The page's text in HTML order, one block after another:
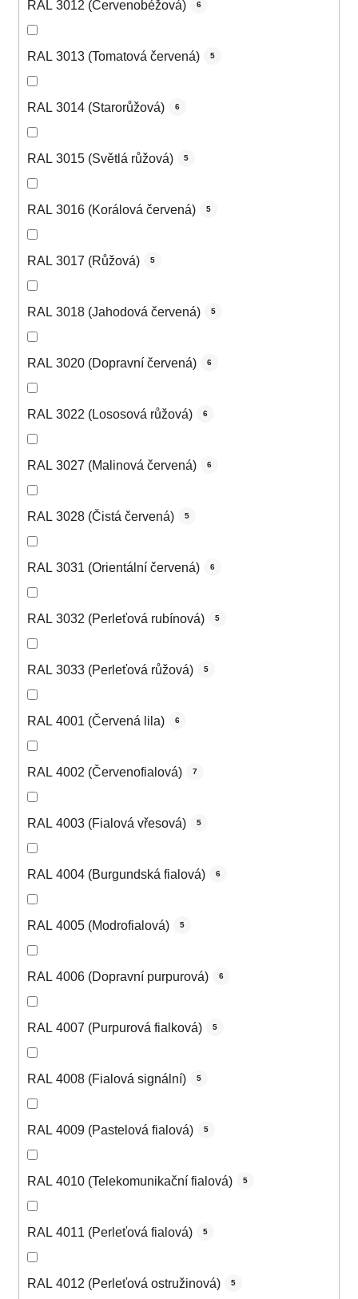
RAL 3012 (Červenobéžová) 6
RAL 3013 (Tomatová červená) 5
RAL 3014 (Starorůžová) 6
RAL 3015 (Světlá růžová) 5
RAL 3016 (Korálová červená) 5
RAL 3017 (Růžová) 5
RAL 3018 (Jahodová červená) 5
RAL 3020 (Dopravní červená) 6
RAL 3022 (Lososová růžová) 6
RAL 3027 (Malinová červená) 6
RAL 3028 (Čistá červená) 5
RAL 3031 (Orientální červená) 6
RAL 3032 (Perleťová rubínová) 5
RAL 3033 (Perleťová růžová) 5
RAL 4001 (Červená lila) 6
RAL 4002 (Červenofialová) 7
RAL 4003 (Fialová vřesová) 5
RAL 4004 (Burgundská fialová) 6
RAL 4005 (Modrofialová) 5
RAL 4006 (Dopravní purpurová) 6
RAL 4007 (Purpurová fialková) 5
RAL 4008 (Fialová signální) 5
RAL 4009 (Pastelová fialová) 5
RAL 4010 (Telekomunikační fialová) 5
RAL 4011 (Perleťová fialová) 5
RAL 4012 (Perleťová ostružinová) 5